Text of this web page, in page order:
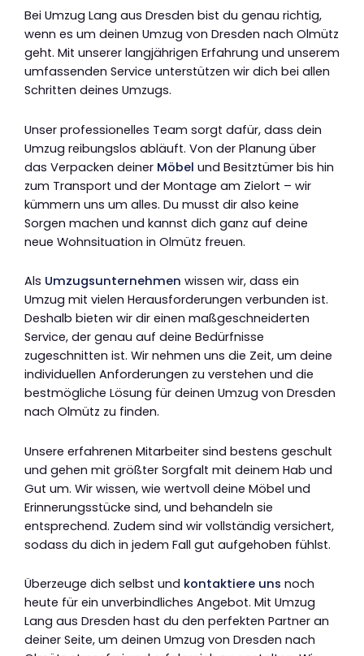
Bei Umzug Lang aus Dresden bist du genau richtig,
wenn es um deinen Umzug von Dresden nach Olmütz
geht. Mit unserer langjährigen Erfahrung und unserem
umfassenden Service unterstützen wir dich bei allen
Schritten deines Umzugs.
Unser professionelles Team sorgt dafür, dass dein
Umzug reibungslos abläuft. Von der Planung über
das Verpacken deiner Möbel und Besitztümer bis hin
zum Transport und der Montage am Zielort – wir
kümmern uns um alles. Du musst dir also keine
Sorgen machen und kannst dich ganz auf deine
neue Wohnsituation in Olmütz freuen.
Als Umzugsunternehmen wissen wir, dass ein
Umzug mit vielen Herausforderungen verbunden ist.
Deshalb bieten wir dir einen maßgeschneiderten
Service, der genau auf deine Bedürfnisse
zugeschnitten ist. Wir nehmen uns die Zeit, um deine
individuellen Anforderungen zu verstehen und die
bestmögliche Lösung für deinen Umzug von Dresden
nach Olmütz zu finden.
Unsere erfahrenen Mitarbeiter sind bestens geschult
und gehen mit größter Sorgfalt mit deinem Hab und
Gut um. Wir wissen, wie wertvoll deine Möbel und
Erinnerungsstücke sind, und behandeln sie
entsprechend. Zudem sind wir vollständig versichert,
sodass du dich in jedem Fall gut aufgehoben fühlst.
Überzeuge dich selbst und kontaktiere uns noch
heute für ein unverbindliches Angebot. Mit Umzug
Lang aus Dresden hast du den perfekten Partner an
deiner Seite, um deinen Umzug von Dresden nach